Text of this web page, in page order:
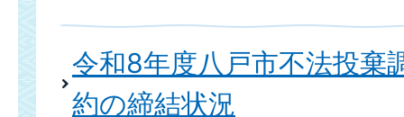
令和8年度八戸市不法投棄
約の締結状況